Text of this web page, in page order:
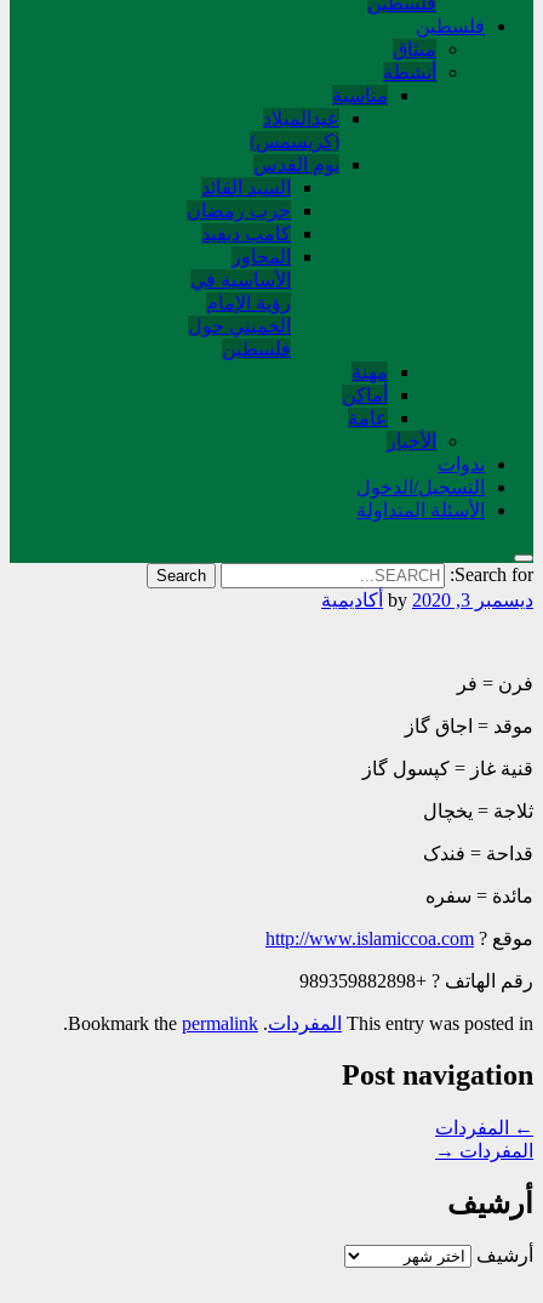
فلسطین
میثاق
أنشطة
مناسبة
عیدالمیلاد
(کریسمس)
یوم القدس
السید القائد
حرب رمضان
کامب دیفید
المحاور
الأساسية في
رؤية الإمام
الخميني حول
فلسطین
مهنة
أماکن
عامة
الأخبار
ندوات
التسجیل/الدخول
الأسئلة المتداولة
Search for:
ديسمبر 3, 2020
أکادیمیة
فرن = فر
موقد = اجاق گاز
قنیة غاز = کپسول گاز
ثلاجة = یخچال
قداحة = فندک
مائدة = سفره
موقع ? http://www.islamiccoa.com
رقم الهاتف ? +989359882898
This entry was posted in المفردات. Bookmark the
permalink
.
Post navigation
←
المفردات
المفردات →
أرشيف
أرشيف